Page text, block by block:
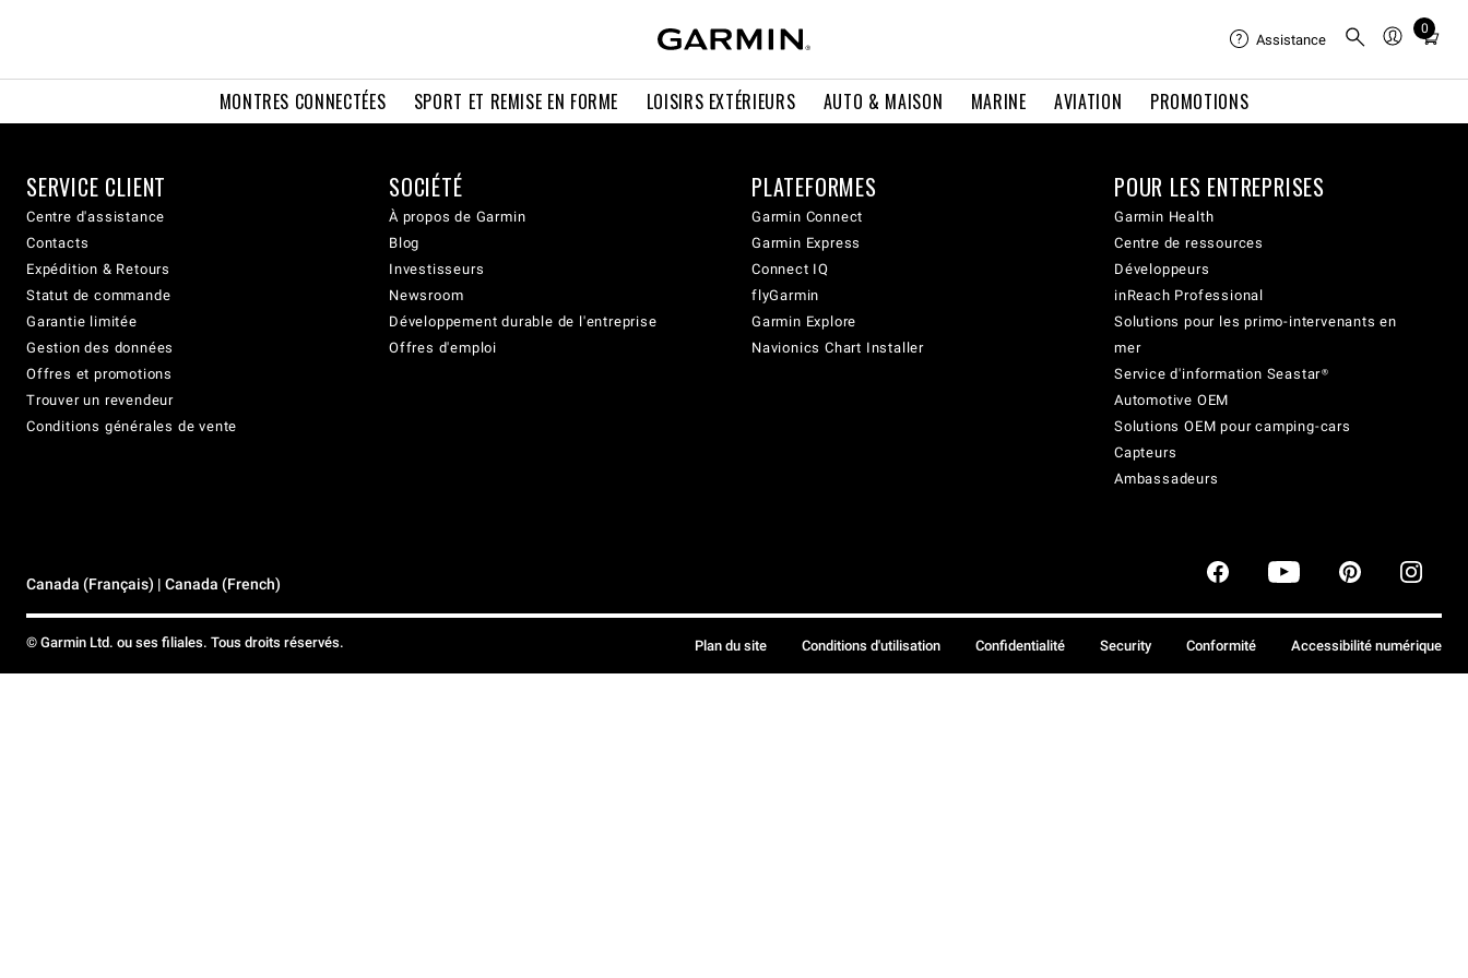
MONTRES CONNECTÉES SPORT ET REMISE EN FORME LOISIRS EXTÉRIEURS AUTO & MAISON MARINE AVIATION PROMOTIONS
Assistance
0
Total
cart:
SERVICE CLIENT
Centre d'assistance
Contacts
Expédition & Retours
Statut de commande
Garantie limitée
Gestion des données
Offres et promotions
Trouver un revendeur
Conditions générales de vente
SOCIÉTÉ
À propos de Garmin
Blog
Investisseurs
Newsroom
Développement durable de l'entreprise
Offres d'emploi
PLATEFORMES
Garmin Connect
Garmin Express
Connect IQ
flyGarmin
Garmin Explore
Navionics Chart Installer
POUR LES ENTREPRISES
Garmin Health
Centre de ressources
Développeurs
inReach Professional
Solutions pour les primo-intervenants en
mer
Service d'information Seastar®
Automotive OEM
Solutions OEM pour camping-cars
Capteurs
Ambassadeurs
Canada (Français) | Canada (French)
© Garmin Ltd. ou ses filiales. Tous droits réservés. Plan du site Conditions d'utilisation Confidentialité Security Conformité Accessibilité numérique